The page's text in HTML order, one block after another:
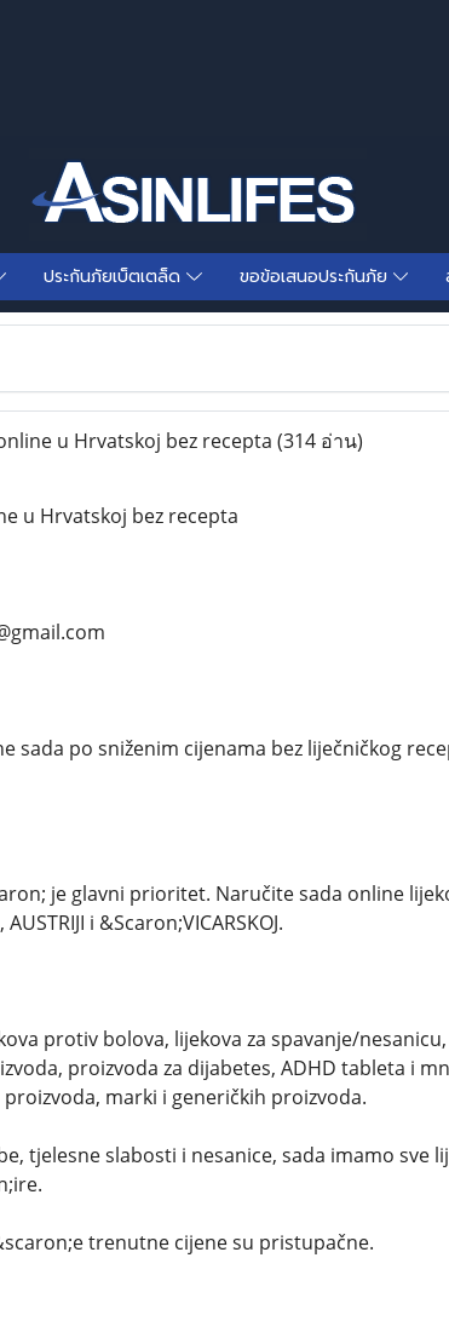
ประกันภัยเบ็ตเตล็ด ขอข้อเสนอประกันภัย
u Hrvatskoj bez recepta (314 อ่าน)
u Hrvatskoj bez recepta
po sniženim cijenama bez liječničkog
je glavni prioritet. Naručite sada online
i &Scaron;VICARSKOJ.
protiv bolova, lijekova za spavanje/
proizvoda za dijabetes, ADHD tableta i
marki i generičkih proizvoda.
tjelesne slabosti i nesanice, sada imamo sve
trenutne cijene su pristupačne.